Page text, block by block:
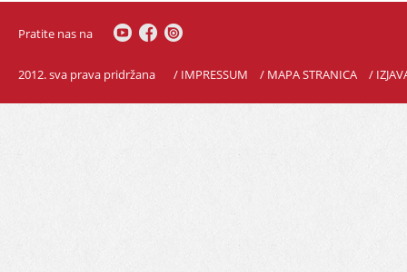
Pratite nas na
2012. sva prava pridržana / IMPRESSUM / MAPA STRANICA /